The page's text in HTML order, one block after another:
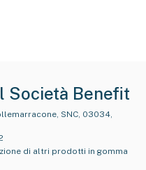
Società Benefit
di altri prodotti in gomma